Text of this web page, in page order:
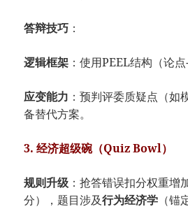
​答辩技巧​ ​：
​逻辑框架​ ：使用PEEL结构（论
​应变能力​ ：预判评委质疑点（如
备替代方案。
​3. 经济超级碗（Quiz Bowl）​
​规则升级​ ：抢答错误扣分权重增
分），题目涉及​​行为经济学​ （